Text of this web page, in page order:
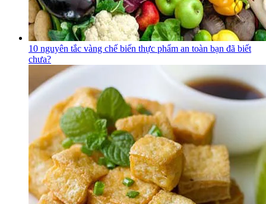
10 nguyên tắc vàng chế biến thực phẩm an toàn bạn đã biết
chưa?